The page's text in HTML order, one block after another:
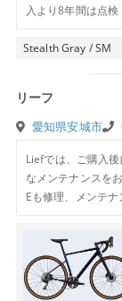
入より8年間は点
Stealth Gray / SM
リーフ
愛知県安城市
Liefでは、ご購入
なメンテナンスを
Eも修理、メンテ